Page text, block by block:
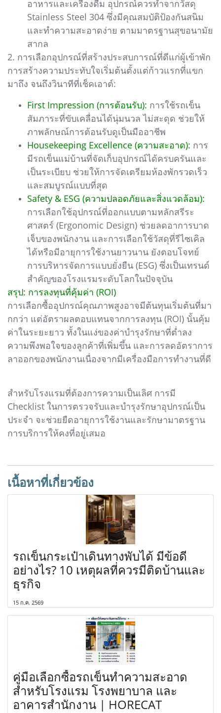
อาหารและเครื่องดื่ม อุปกรณ์ควรทำจากวัสดุ
Stainless Steel 304 ซึ่งมีคุณสมบัติป้องกันสนิม
และทำความสะอาดง่าย ตามมาตรฐานสุขอนามัย
สากล
2. การเลือกอุปกรณ์ที่สร้างประสบการณ์ที่ดีแก่ผู้เข้าพัก
การสร้างความประทับใจเริ่มต้นตั้งแต่ก้าวแรกที่แขก
มาถึง จนถึงวินาทีที่เช็คเอาต์:
First Impression (การต้อนรับ): การใช้รถเข็น
สัมภาระที่ขับเคลื่อนได้นุ่มนวล ไม่สะดุด ช่วยให้
ภาพลักษณ์การต้อนรับดูเป็นมืออาชีพ
Housekeeping Excellence (ความสะอาด): การ
มีรถเข็นแม่บ้านที่จัดเก็บอุปกรณ์ได้ครบครันและ
เป็นระเบียบ ช่วยให้การจัดเตรียมห้องพักรวดเร็ว
และสมบูรณ์แบบที่สุด
Safety & ESG (ความปลอดภัยและสิ่งแวดล้อม):
การเลือกใช้อุปกรณ์ที่ออกแบบตามหลักสรีระ
ศาสตร์ (Ergonomic Design) ช่วยลดอาการบาด
เจ็บของพนักงาน และการเลือกใช้วัสดุที่รีไซเคิล
ได้หรือมีอายุการใช้งานยาวนาน ยังตอบโจทย์
การบริหารจัดการแบบยั่งยืน (ESG) ซึ่งเป็นเทรนด์
สำคัญของโรงแรมระดับโลกในปัจจุบัน
สรุป: การลงทุนที่คุ้มค่า (ROI)
การเลือกซื้ออุปกรณ์คุณภาพสูงอาจมีต้นทุนเริ่มต้นที่มา
กกว่า แต่อัตราผลตอบแทนจากการลงทุน (ROI) นั้นคุ้ม
ค่าในระยะยาว ทั้งในแง่ของค่าบำรุงรักษาที่ต่ำลง
ความพึงพอใจของลูกค้าที่เพิ่มขึ้น และการลดอัตราการ
ลาออกของพนักงานเนื่องจากมีเครื่องมือการทำงานที่ดี
สำหรับโรงแรมที่ต้องการความเป็นเลิศ การมี
Checklist ในการตรวจรับและบำรุงรักษาอุปกรณ์เป็น
ประจำ จะช่วยยืดอายุการใช้งานและรักษามาตรฐาน
การบริการให้คงที่อยู่เสมอ
เนื้อหาที่เกี่ยวข้อง
รถเข็นกระเป๋าเดินทางพับได้ มีข้อดี
อย่างไร? 10 เหตุผลที่ควรมีติดบ้านและ
ธุรกิจ
15 ก.ค. 2569
คู่มือเลือกซื้อรถเข็นทำความสะอาด
สำหรับโรงแรม โรงพยาบาล และ
อาคารสำนักงาน | HORECAT